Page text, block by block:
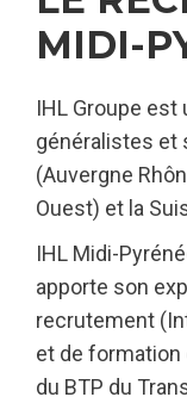
MIDI-
IHL Groupe est
généralistes et
(Auvergne
Ouest) et la
IHL Midi-
apporte son
recrutement
et de formation
du BTP du